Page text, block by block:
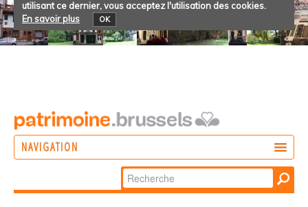
utilisant ce dernier, vous acceptez l'utilisation des cookies.
En savoir plus
OK
NAVIGATION
Chercher par
Recherche